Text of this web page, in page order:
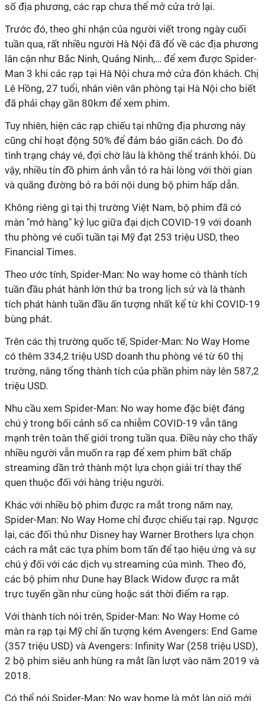
số địa phương, các rạp chưa thể mở cửa trở lại.
Trước đó, theo ghi nhận của người viết trong ngày cuối
tuần qua, rất nhiều người Hà Nội đã đổ về các địa phương
lân cận như Bắc Ninh, Quảng Ninh,… để xem được Spider-
Man 3 khi các rạp tại Hà Nội chưa mở cửa đón khách. Chị
Lê Hồng, 27 tuổi, nhân viên văn phòng tại Hà Nội cho biết
đã phải chạy gần 80km để xem phim.
Tuy nhiên, hiện các rạp chiếu tại những địa phương này
cũng chỉ hoạt động 50% để đảm bảo giãn cách. Do đó
tình trạng cháy vé, đợi chờ lâu là không thể tránh khỏi. Dù
vậy, nhiều tín đồ phim ảnh vẫn tỏ ra hài lòng với thời gian
và quãng đường bỏ ra bởi nội dung bộ phim hấp dẫn.
Không riêng gì tại thị trường Việt Nam, bộ phim đã có
màn "mở hàng" kỷ lục giữa đại dịch COVID-19 với doanh
thu phòng vé cuối tuần tại Mỹ đạt 253 triệu USD, theo
Financial Times.
Theo ước tính, Spider-Man: No way home có thành tích
tuần đầu phát hành lớn thứ ba trong lịch sử và là thành
tích phát hành tuần đầu ấn tượng nhất kể từ khi COVID-19
bùng phát.
Trên các thị trường quốc tế, Spider-Man: No Way Home
có thêm 334,2 triệu USD doanh thu phòng vé từ 60 thị
trường, nâng tổng thành tích của phần phim này lên 587,2
triệu USD.
Nhu cầu xem Spider-Man: No way home đặc biệt đáng
chú ý trong bối cảnh số ca nhiễm COVID-19 vẫn tăng
mạnh trên toàn thế giới trong tuần qua. Điều này cho thấy
nhiều người vẫn muốn ra rạp để xem phim bất chấp
streaming dần trở thành một lựa chọn giải trí thay thế
quen thuộc đối với hàng triệu người.
Khác với nhiều bộ phim được ra mắt trong năm nay,
Spider-Man: No Way Home chỉ được chiếu tại rạp. Ngược
lại, các đối thủ như Disney hay Warner Brothers lựa chọn
cách ra mắt các tựa phim bom tấn để tạo hiệu ứng và sự
chú ý đối với các dịch vụ streaming của mình. Theo đó,
các bộ phim như Dune hay Black Widow được ra mắt
trực tuyến gần như cùng hoặc sát thời điểm ra rạp.
Với thành tích nói trên, Spider-Man: No Way Home có
màn ra rạp tại Mỹ chỉ ấn tượng kém Avengers: End Game
(357 triệu USD) và Avengers: Infinity War (258 triệu USD),
2 bộ phim siêu anh hùng ra mắt lần lượt vào năm 2019 và
2018.
Có thể nói Spider-Man: No way home là một làn gió mới